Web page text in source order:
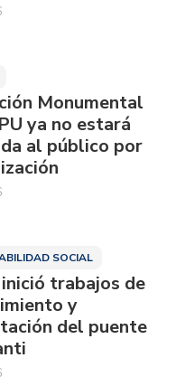
Monumental
ya no estará
al público por
SOCIAL
trabajos de
y
del puente